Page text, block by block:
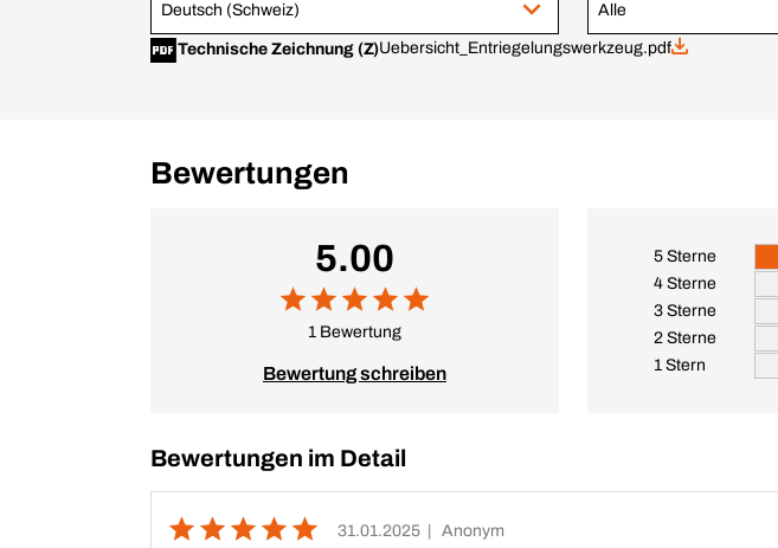
Deutsch (Schweiz) Alle
Technische Zeichnung (Z)Uebersicht_Entriegelungswerkzeug.pdf
Bewertungen
5.00
1 Bewertung
Bewertung schreiben
5 Sterne
4 Sterne
3 Sterne
2 Sterne
1 Stern
Bewertungen im Detail
31.01.2025 | Anonym